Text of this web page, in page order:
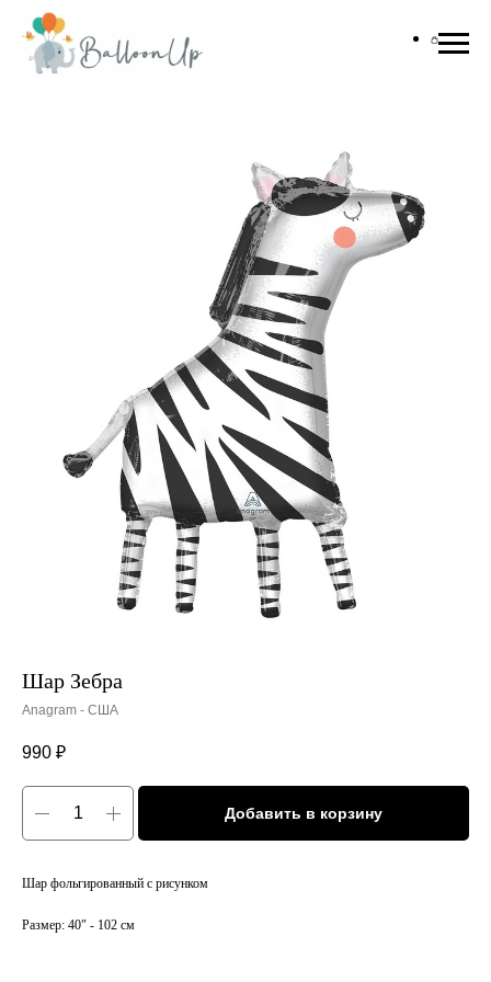
Шар Зебра
Anagram - США
990 ₽
Добавить в корзину
Шар фольгированный с рисунком
Размер: 40" - 102 см